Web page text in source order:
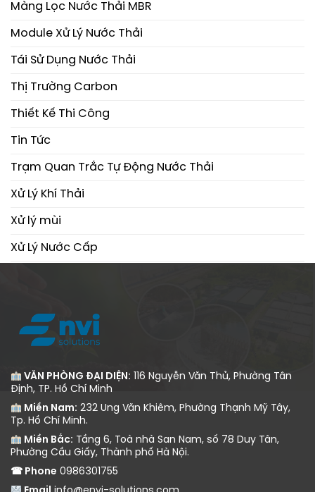
Màng Lọc Nước Thải MBR
Module Xử Lý Nước Thải
Tái Sử Dụng Nước Thải
Thị Trường Carbon
Thiết Kế Thi Công
Tin Tức
Trạm Quan Trắc Tự Động Nước Thải
Xử Lý Khí Thải
Xử lý mùi
Xử Lý Nước Cấp
VĂN PHÒNG ĐẠI DIỆN: 116 Nguyễn Văn Thủ, Phường Tân
Định, TP. Hồ Chí Minh
Miền Nam: 232 Ung Văn Khiêm, Phường Thạnh Mỹ Tây,
Tp. Hồ Chí Minh.
Miền Bắc: Tầng 6, Toà nhà San Nam, số 78 Duy Tân,
Phường Cầu Giấy, Thành phố Hà Nội.
☎ Phone 0986301755